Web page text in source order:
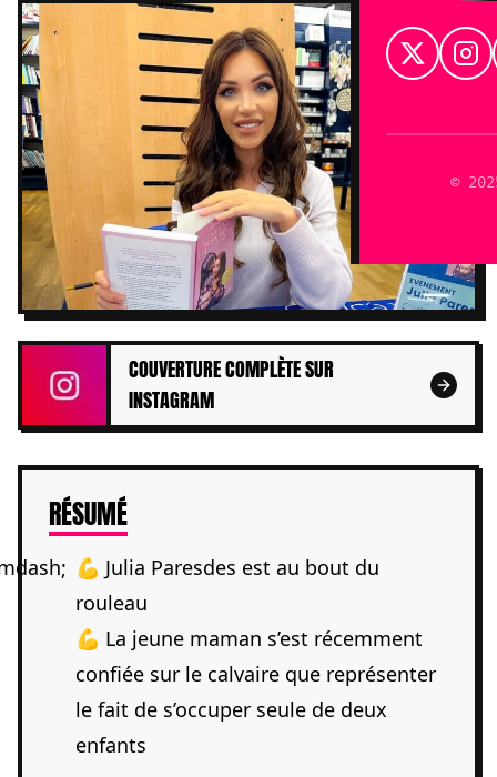
©
COUVERTURE COMPLÈTE SUR
INSTAGRAM
RÉSUMÉDE L'ARTICLE
💪 Julia Paresdes est au bout du
rouleau
💪 La jeune maman s’est récemment
confiée sur le calvaire que représenter
le fait de s’occuper seule de deux
enfants